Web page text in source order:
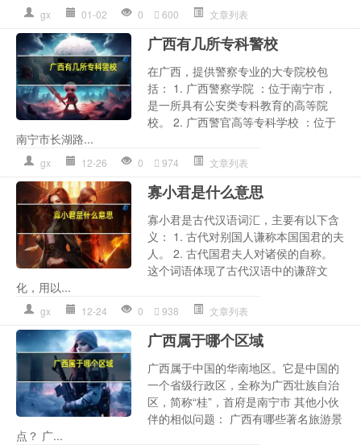
gx 01-02 0 600 文章列表
广西有几所专科警校
在广西，提供警察专业的大专院校包
括： 1. 广西警察学院 ：位于南宁市，
是一所具有公安类专科教育的高等院
校。 2. 广西警官高等专科学校 ：位于
南宁市长湖路...
gx 12-26 0 974 文章列表
寡小君是什么意思
寡小君是古代汉语词汇，主要有以下含
义： 1. 古代对别国人谦称本国国君的夫
人。 2. 古代国君夫人对诸侯的自称。
这个词语体现了古代汉语中的谦辞文
化，用以...
gx 12-24 0 938 文章列表
广西属于哪个区域
广西属于中国的华南地区。它是中国的
一个省级行政区，全称为广西壮族自治
区，简称“桂”，首府是南宁市 其他小伙
伴的相似问题： 广西有哪些著名旅游景
点？ 广...